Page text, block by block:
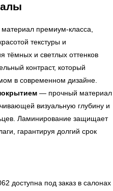
премиум-класса,
текстуры и
тёмных и светлых оттенков
контраст, который
в современном дизайне.
— прочный материал
визуальную глубину и
Ламинирование защищает
гарантируя долгий срок
доступна под заказ в салонах